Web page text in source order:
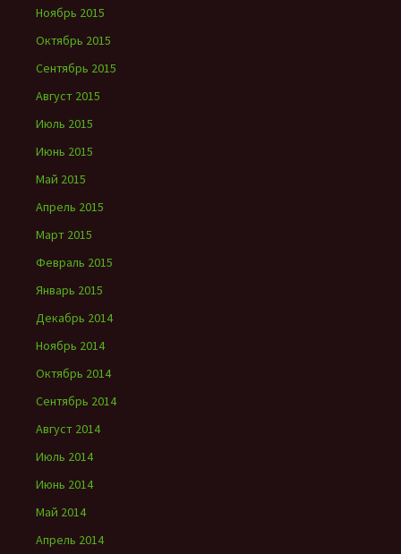
Ноябрь 2015
Октябрь 2015
Сентябрь 2015
Август 2015
Июль 2015
Июнь 2015
Май 2015
Апрель 2015
Март 2015
Февраль 2015
Январь 2015
Декабрь 2014
Ноябрь 2014
Октябрь 2014
Сентябрь 2014
Август 2014
Июль 2014
Июнь 2014
Май 2014
Апрель 2014